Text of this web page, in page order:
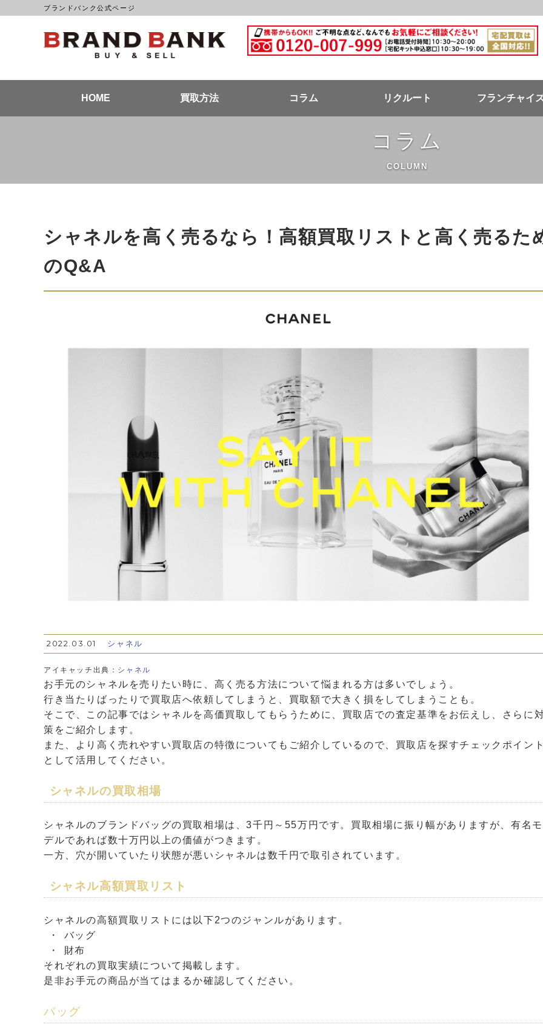
ブランドバンク公式ページ
ブランドバンク公式ページ
HOME 買取方法 コラム リクルート フランチャイ
コラム
COLUMN
シャネルを高く売るなら！高額買取リストと高く売るた
のQ&A
2022.03.01 シャネル
アイキャッチ出典： シャネル
お手元のシャネルを売りたい時に、高く売る方法について悩まれる方は多いでしょう。
行き当たりばったりで買取店へ依頼してしまうと、買取額で大きく損をしてしまうことも。
そこで、この記事ではシャネルを高価買取してもらうために、買取店での査定基準をお伝えし、さらに
策をご紹介します。
また、より高く売れやすい買取店の特徴についてもご紹介しているので、買取店を探すチェックポイン
として活用してください。
シャネルの買取相場
シャネルのブランドバッグの買取相場は、3千円～55万円です。買取相場に振り幅がありますが、有名モ
デルであれば数十万円以上の価値がつきます。
一方、穴が開いていたり状態が悪いシャネルは数千円で取引されています。
シャネル高額買取リスト
シャネルの高額買取リストには以下2つのジャンルがあります。
バッグ
財布
それぞれの買取実績について掲載します。
是非お手元の商品が当てはまるか確認してください。
バッグ